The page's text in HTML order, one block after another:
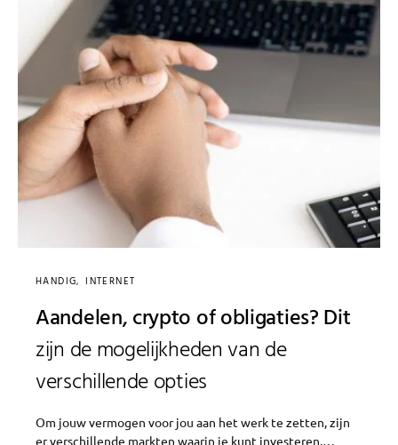
HANDIG INTERNET
Aandelen, crypto of obligaties? Dit
zijn de mogelijkheden van de
verschillende opties
Om jouw vermogen voor jou aan het werk te zetten, zijn
er verschillende markten waarin je kunt investeren.…